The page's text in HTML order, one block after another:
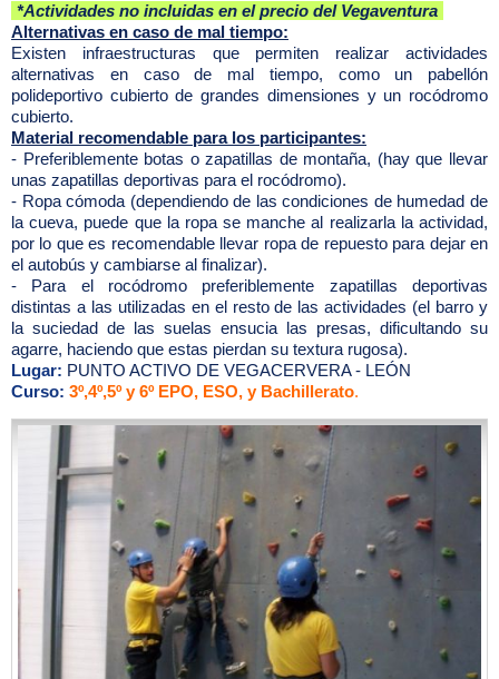
*Actividades no incluidas en el precio del Vegaventura
Alternativas en caso de mal tiempo:
Existen infraestructuras que permiten realizar actividades
alternativas en caso de mal tiempo, como un pabellón
polideportivo cubierto de grandes dimensiones y un rocódromo
cubierto.
Material recomendable para los participantes:
- Preferiblemente botas o zapatillas de montaña, (hay que llevar
unas zapatillas deportivas para el rocódromo).
- Ropa cómoda (dependiendo de las condiciones de humedad de
la cueva, puede que la ropa se manche al realizarla la actividad,
por lo que es recomendable llevar ropa de repuesto para dejar en
el autobús y cambiarse al finalizar).
- Para el rocódromo preferiblemente zapatillas deportivas
distintas a las utilizadas en el resto de las actividades (el barro y
la suciedad de las suelas ensucia las presas, dificultando su
agarre, haciendo que estas pierdan su textura rugosa).
Lugar: PUNTO ACTIVO DE VEGACERVERA - LEÓN
Curso: 3º,4º,5º y 6º EPO, ESO, y Bachillerato.